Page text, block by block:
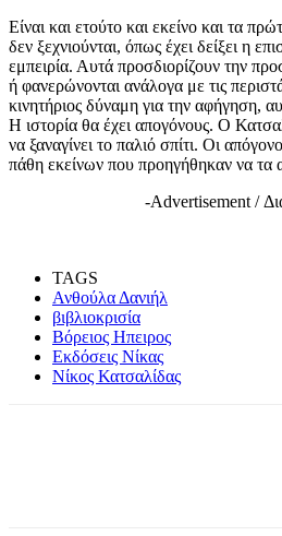
Είναι και ετούτο και εκείνο και τα
δεν ξεχνιούνται, όπως έχει δείξει η
εμπειρία. Αυτά προσδιορίζουν την
ή φανερώνονται ανάλογα με τις
κινητήριος δύναμη για την αφήγηση,
Η ιστορία θα έχει απογόνους. Ο
να ξαναγίνει το παλιό σπίτι. Οι
πάθη εκείνων που προηγήθηκαν να τα
-Advertisement /
TAGS
Ανθούλα Δανιήλ
βιβλιοκρισία
Βόρειος Ηπειρος
Εκδόσεις Νίκας
Νίκος Κατσαλίδας